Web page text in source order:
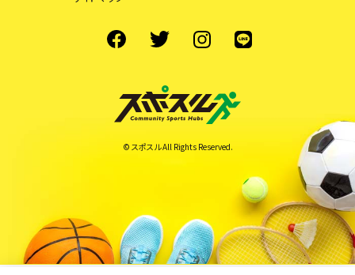
© スポスル All Rights Reserved.